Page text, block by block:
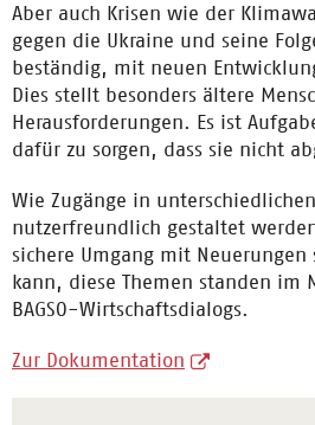
Aber auch Krisen wie der
gegen die Ukraine und seine
beständig, mit neuen
Dies stellt besonders ältere
Herausforderungen. Es ist
dafür zu sorgen, dass sie nicht
Wie Zugänge in
nutzerfreundlich gestaltet
sichere Umgang mit
kann, diese Themen standen im
BAGSO-Wirtschaftsdialogs.
Zur Dokumentation